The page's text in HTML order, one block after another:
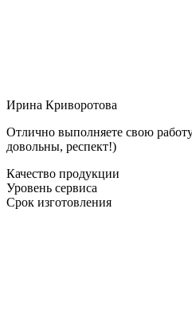
Ирина Криворотова
Отлично выполняете свою
довольны, респект!)
Качество продукции
Уровень сервиса
Срок изготовления